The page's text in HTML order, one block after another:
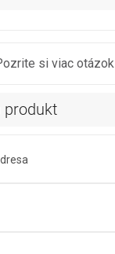
si viac otázok
produkt